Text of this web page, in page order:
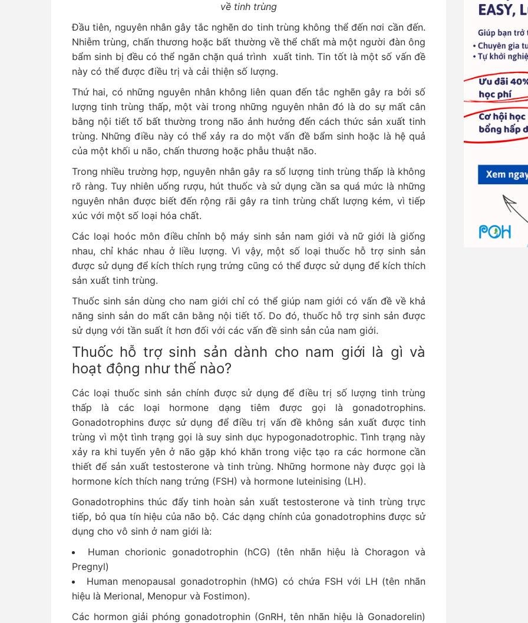
về tinh trùng
Đầu tiên, nguyên nhân gây tắc nghẽn do tinh trùng không thể đến nơi cần đến.
Nhiễm trùng, chấn thương hoặc bất thường về thể chất mà một người đàn ông
bẩm sinh bị đều có thể ngăn chặn quá trình xuất tinh. Tin tốt là một số vấn đề
này có thể được điều trị và cải thiện số lượng.
Thứ hai, có những nguyên nhân không liên quan đến tắc nghẽn gây ra bởi số
lượng tinh trùng thấp, một vài trong những nguyên nhân đó là do sự mất cân
bằng nội tiết tố bất thường trong não ảnh hưởng đến cách thức sản xuất tinh
trùng. Những điều này có thể xảy ra do một vấn đề bẩm sinh hoặc là hệ quả
của một khối u não, chấn thương hoặc phẫu thuật não.
Trong nhiều trường hợp, nguyên nhân gây ra số lượng tinh trùng thấp là không
rõ ràng. Tuy nhiên uống rượu, hút thuốc và sử dụng cần sa quá mức là những
nguyên nhân được biết đến rộng rãi gây ra tinh trùng chất lượng kém, vì tiếp
xúc với một số loại hóa chất.
Các loại hoóc môn điều chỉnh bộ máy sinh sản nam giới và nữ giới là giống
nhau, chỉ khác nhau ở liều lượng. Vì vậy, một số loại thuốc hỗ trợ sinh sản
được sử dụng để kích thích rụng trứng cũng có thể được sử dụng để kích thích
sản xuất tinh trùng.
Thuốc sinh sản dùng cho nam giới chỉ có thể giúp nam giới có vấn đề về khả
năng sinh sản do mất cân bằng nội tiết tố. Do đó, thuốc hỗ trợ sinh sản được
sử dụng với tần suất ít hơn đối với các vấn đề sinh sản của nam giới.
Thuốc hỗ trợ sinh sản dành cho nam giới là gì và
hoạt động như thế nào?
Các loại thuốc sinh sản chính được sử dụng để điều trị số lượng tinh trùng
thấp là các loại hormone dạng tiêm được gọi là gonadotrophins.
Gonadotrophins được sử dụng để điều trị vấn đề không sản xuất được tinh
trùng vì một tình trạng gọi là suy sinh dục hypogonadotrophic. Tình trạng này
xảy ra khi tuyến yên ở não gặp khó khăn trong việc tạo ra các hormone cần
thiết để sản xuất testosterone và tinh trùng. Những hormone này được gọi là
hormone kích thích nang trứng (FSH) và hormone luteinising (LH).
Gonadotrophins thúc đẩy tinh hoàn sản xuất testosterone và tinh trùng trực
tiếp, bỏ qua tín hiệu của não bộ. Các dạng chính của gonadotrophins được sử
dụng cho vô sinh ở nam giới là:
Human chorionic gonadotrophin (hCG) (tên nhãn hiệu là Choragon và
Pregnyl)
Human menopausal gonadotrophin (hMG) có chứa FSH với LH (tên nhãn
hiệu là Merional, Menopur và Fostimon).
Các hormon giải phóng gonadotrophin (GnRH, tên nhãn hiệu là Gonadorelin)